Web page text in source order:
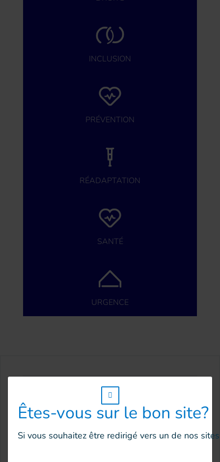
INCLUSION
PRÉVENTION
RÉADAPTATION
SANTÉ
URGENCE
Situation du
pays
Haïti traverse depuis plusieurs
Êtes-vous sur le bon site?
Si vous souhaitez être redirigé vers un de nos